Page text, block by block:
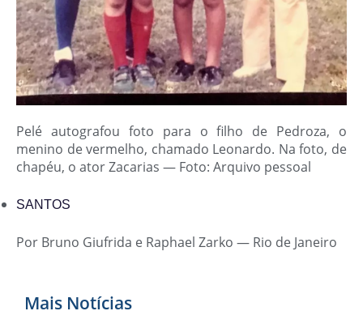
Pelé autografou foto para o filho de Pedroza, o
menino de vermelho, chamado Leonardo. Na foto, de
chapéu, o ator Zacarias — Foto: Arquivo pessoal
SANTOS
Por Bruno Giufrida e Raphael Zarko — Rio de Janeiro
Mais Notícias